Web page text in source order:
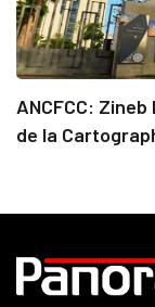
ANCFCC:
de la